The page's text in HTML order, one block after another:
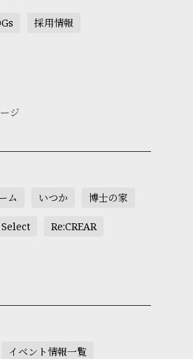
採用情報
ジ
ム いつか 博士の家
Re:CREAR
イベント情報一覧